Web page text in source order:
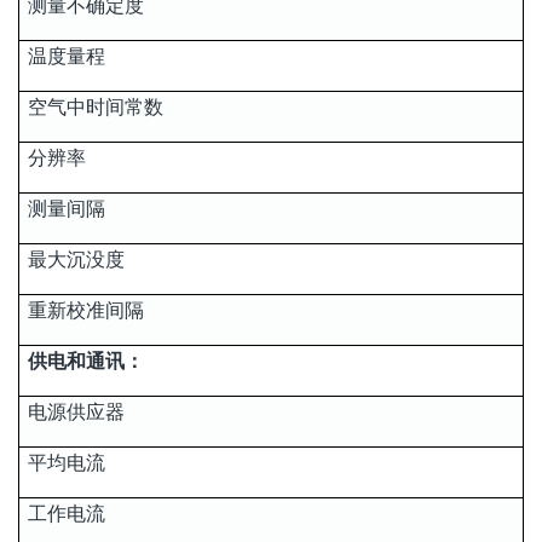
测量不确定度
温度量程
空气中时间常数
分辨率
测量间隔
最大沉没度
重新校准间隔
供电和通讯：
电源供应器
平均电流
工作电流